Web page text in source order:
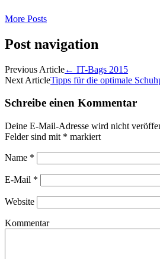
More Posts
Post navigation
Previous Article← IT-Bags 2015
Next ArticleTipps für die optimale
Schreibe einen Kommentar
Deine E-Mail-Adresse wird nicht
Felder sind mit * markiert
Name *
E-Mail *
Website
Kommentar